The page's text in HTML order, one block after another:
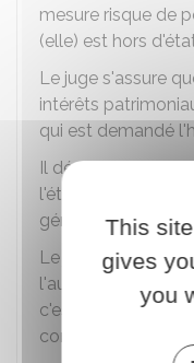
mesure risque de
(elle) est hors
Le juge s'assure
intérêts
qui est demandé
Il décide de
l'étendue de
générale ou pour
Le juge peut
l'audience ou bien
c'est-à-dire prévoir
connaître son
This
gives
you